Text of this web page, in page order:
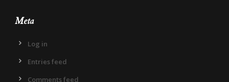
Meta
Log in
Entries feed
Comments feed